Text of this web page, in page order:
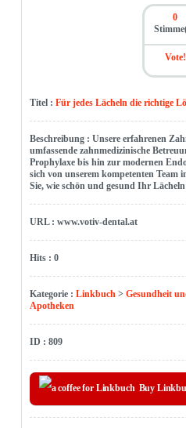
0
Vote!
Titel : Für jedes Lächeln die richtige
Beschreibung : Unsere erfahrenen
umfassende zahnmedizinische
Prophylaxe bis hin zur modernen
sich von unserem kompetenten Team
Sie, wie schön und gesund Ihr
URL : www.votiv-dental.at
Hits : 0
Kategorie : Linkbuch> Gesundheit
Apotheken
ID : 809
Buy